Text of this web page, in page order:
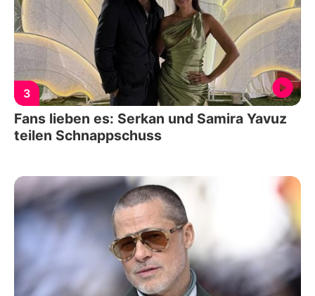
3
Fans lieben es: Serkan und Samira Yavuz
teilen Schnappschuss